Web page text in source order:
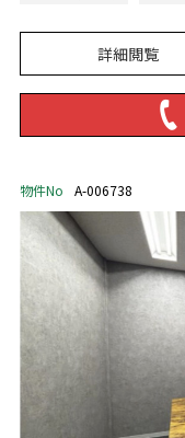
詳細閲覧
物件No A-006738